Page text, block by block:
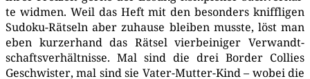
te wid­men. Weil das Heft mit den beson­ders kniff­li­gen
Sudo­ku-Rät­seln aber zuhau­se blei­ben muss­te, löst man
eben kur­zer­hand das Rät­sel vier­bei­ni­ger Ver­wandt­
schafts­ver­hält­nis­se. Mal sind die drei Bor­der Col­lies
Geschwis­ter, mal sind sie Vater-Mut­ter-Kind – wobei die